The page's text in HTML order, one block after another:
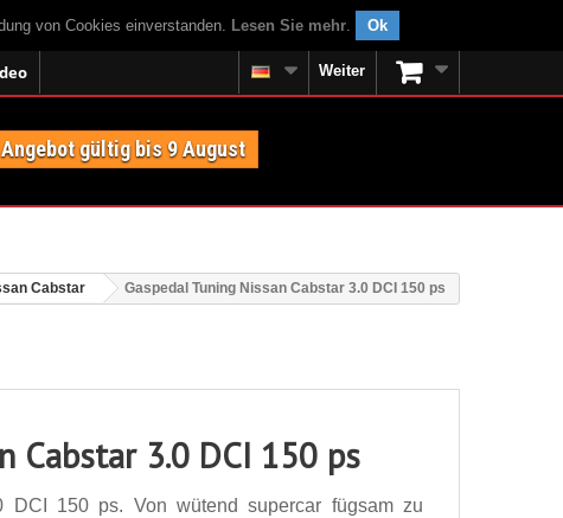
von Cookies einverstanden. Lesen Sie mehr. Ok
Weiter
Angebot gültig bis 9 August
Cabstar Gaspedal Tuning Nissan Cabstar 3.0 DCI 150 ps
Cabstar 3.0 DCI 150 ps
DCI 150 ps. Von wütend supercar fügsam zu